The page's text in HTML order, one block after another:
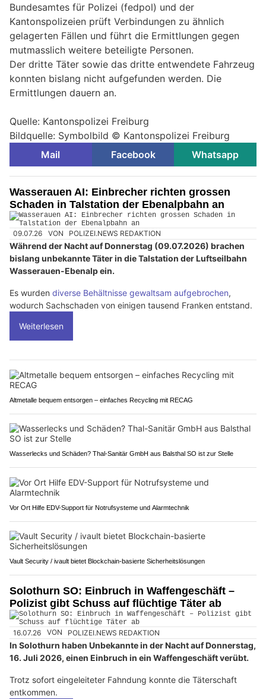
Bundesamtes für Polizei (fedpol) und der
Kantonspolizeien prüft Verbindungen zu ähnlich
gelagerten Fällen und führt die Ermittlungen gegen
mutmasslich weitere beteiligte Personen.
Der dritte Täter sowie das dritte entwendete Fahrzeug
konnten bislang nicht aufgefunden werden. Die
Ermittlungen dauern an.
Quelle: Kantonspolizei Freiburg
Bildquelle: Symbolbild © Kantonspolizei Freiburg
Mail
Facebook Whatsapp
Wasserauen AI: Einbrecher richten grossen
Schaden in Talstation der Ebenalpbahn an
09.07.26 VON POLIZEI.NEWS REDAKTION
Während der Nacht auf Donnerstag (09.07.2026) brachen
bislang unbekannte Täter in die Talstation der Luftseilbahn
Wasserauen-Ebenalp ein.
Es wurden diverse Behältnisse gewaltsam aufgebrochen,
wodurch Sachschaden von einigen tausend Franken entstand.
Weiterlesen
Altmetalle bequem entsorgen – einfaches Recycling mit RECAG
Wasserlecks und Schäden? Thal-Sanitär GmbH aus Balsthal SO ist zur Stelle
Vor Ort Hilfe EDV-Support für Notrufsysteme und Alarmtechnik
Vault Security / ivault bietet Blockchain-basierte Sicherheitslösungen
Solothurn SO: Einbruch in Waffengeschäft –
Polizist gibt Schuss auf flüchtige Täter ab
16.07.26 VON POLIZEI.NEWS REDAKTION
In Solothurn haben Unbekannte in der Nacht auf Donnerstag,
16. Juli 2026, einen Einbruch in ein Waffengeschäft verübt.
Trotz sofort eingeleiteter Fahndung konnte die Täterschaft
entkommen.